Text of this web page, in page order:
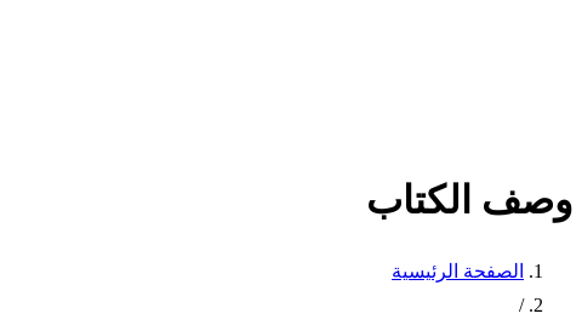
وصف الكتاب
الصفحة الرئيسية
/